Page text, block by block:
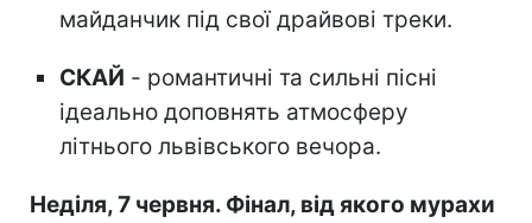
майданчик під свої драйвові треки.
СКАЙ - романтичні та сильні пісні
ідеально доповнять атмосферу
літнього львівського вечора.
Неділя, 7 червня. Фінал, від якого мурахи